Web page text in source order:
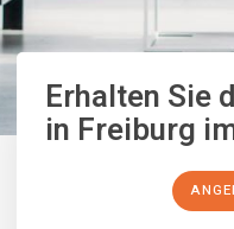
Erhalten Sie
in Freiburg